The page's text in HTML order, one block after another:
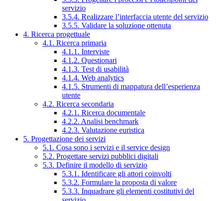
servizio
3.5.4. Realizzare l’interfaccia utente del servizio
3.5.5. Validare la soluzione ottenuta
4. Ricerca progettuale
4.1. Ricerca primaria
4.1.1. Interviste
4.1.2. Questionari
4.1.3. Test di usabilità
4.1.4. Web analytics
4.1.5. Strumenti di mappatura dell’esperienza
utente
4.2. Ricerca secondaria
4.2.1. Ricerca documentale
4.2.2. Analisi benchmark
4.2.3. Valutazione euristica
5. Progettazione dei servizi
5.1. Cosa sono i servizi e il service design
5.2. Progettare servizi pubblici digitali
5.3. Definire il modello di servizio
5.3.1. Identificare gli attori coinvolti
5.3.2. Formulare la proposta di valore
5.3.3. Inquadrare gli elementi costitutivi del